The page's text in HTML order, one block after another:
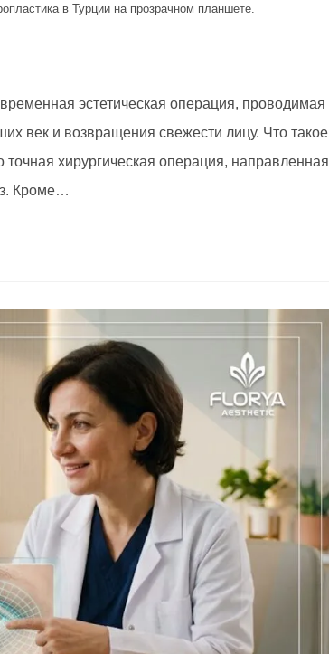
в Турции на прозрачном планшете.
эстетическая операция, проводимая
век и возвращения свежести лицу. Что такое
хирургическая операция, направленная
Кроме…